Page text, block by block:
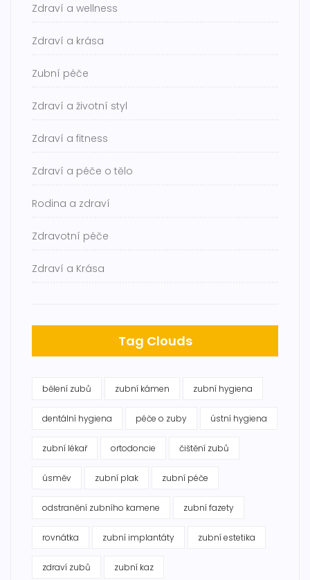
Zdraví a wellness
Zdraví a krása
Zubní péče
Zdraví a životní styl
Zdraví a fitness
Zdraví a péče o tělo
Rodina a zdraví
Zdravotní péče
Zdraví a Krása
Tag Clouds
bělení zubů zubní kámen zubní hygiena
dentální hygiena péče o zuby ústní hygiena
zubní lékař ortodoncie čištění zubů
úsměv zubní plak zubní péče
odstranění zubního kamene zubní fazety
rovnátka zubní implantáty zubní estetika
zdraví zubů zubní kaz